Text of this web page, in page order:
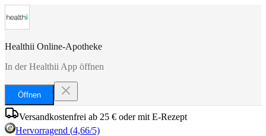
Healthii Online-Apotheke
In der Healthii App öffnen
Öffnen
Versandkostenfrei ab 25 € oder mit E-Rezept
Hervorragend (4,66/5)